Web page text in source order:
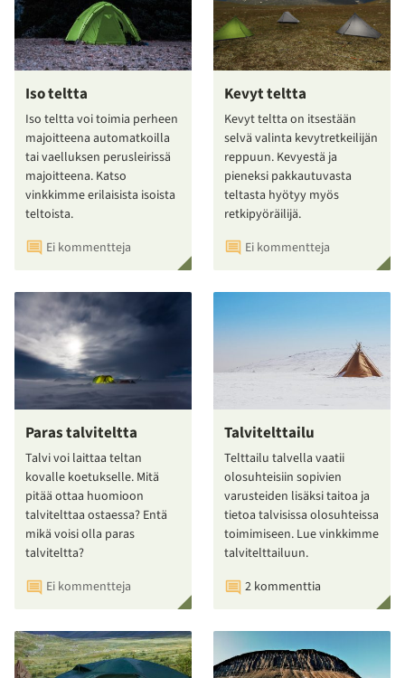
Iso teltta
Iso teltta voi toimia perheen
majoitteena automatkoilla
tai vaelluksen perusleirissä
majoitteena. Katso
vinkkimme erilaisista isoista
teltoista.
Ei kommentteja
Kevyt teltta
Kevyt teltta on itsestään
selvä valinta kevytretkeilijän
reppuun. Kevyestä ja
pieneksi pakkautuvasta
teltasta hyötyy myös
retkipyöräilijä.
Ei kommentteja
Paras talviteltta
Talvi voi laittaa teltan
kovalle koetukselle. Mitä
pitää ottaa huomioon
talvitelttaa ostaessa? Entä
mikä voisi olla paras
talviteltta?
Ei kommentteja
Talvitelttailu
Telttailu talvella vaatii
olosuhteisiin sopivien
varusteiden lisäksi taitoa ja
tietoa talvisissa olosuhteissa
toimimiseen. Lue vinkkimme
talvitelttailuun.
2 kommenttia